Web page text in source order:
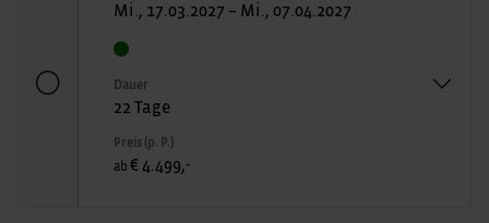
Mi., 17.03.2027 – Mi., 07.04.2027
Dauer
22 Tage
Preis (p. P.)
ab € 4.499,-